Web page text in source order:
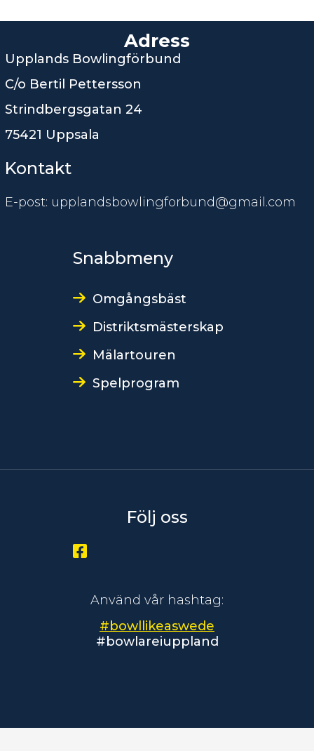
Adress
Upplands Bowlingförbund
C/o Bertil Pettersson
Strindbergsgatan 24
75421 Uppsala
Kontakt
E-post: upplandsbowlingforbund@gmail.com
Snabbmeny
Omgångsbäst
Distriktsmästerskap
Mälartouren
Spelprogram
Följ oss
Använd vår hashtag:
#bowllikeaswede
#bowlareiuppland